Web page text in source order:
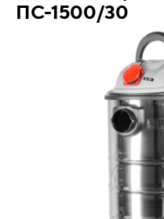
ПС-1500/30